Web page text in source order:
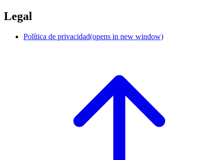
Legal
Política de privacidad(opens in new window)